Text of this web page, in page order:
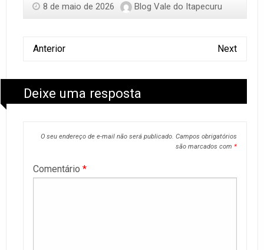
8 de maio de 2026 Blog Vale do Itapecuru
Anterior Next
Deixe uma resposta
O seu endereço de e-mail não será publicado. Campos obrigatórios
são marcados com *
Comentário *